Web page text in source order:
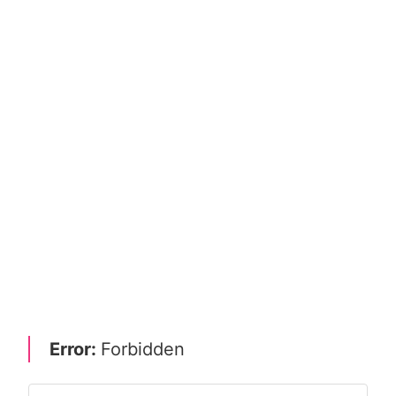
Error: Forbidden